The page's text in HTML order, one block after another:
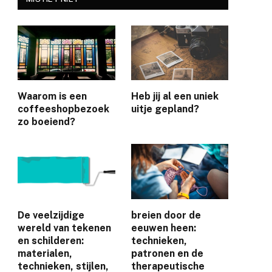
Waarom is een
coffeeshopbezoek
zo boeiend?
Heb jij al een uniek
uitje gepland?
De veelzijdige
wereld van tekenen
en schilderen:
materialen,
technieken, stijlen,
breien door de
eeuwen heen:
technieken,
patronen en de
therapeutische